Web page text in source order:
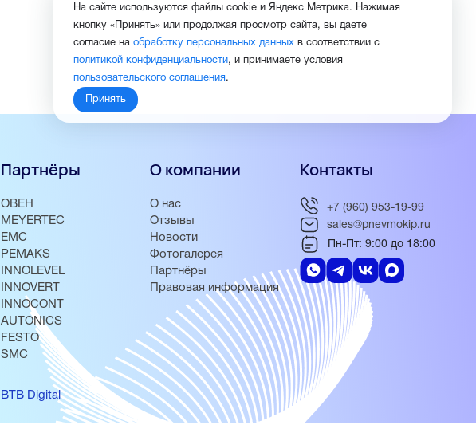
Партнёры
ОВЕН
MEYERTEC
EMC
PEMAKS
INNOLEVEL
INNOVERT
INNOCONT
AUTONICS
FESTO
SMC
О компании
О нас
Отзывы
Новости
Фотогалерея
Партнёры
Правовая информация
Контакты
+7 (960) 953-19-99
sales@pnevmokip.ru
Пн-Пт: 9:00 до 18:00
BTB Digital
На сайте используются файлы cookie и Яндекс Метрика. Нажимая
кнопку «Принять» или продолжая просмотр сайта, вы даете
согласие на обработку персональных данных в соответствии с
политикой конфиденциальности, и принимаете условия
пользовательского соглашения.
Принять